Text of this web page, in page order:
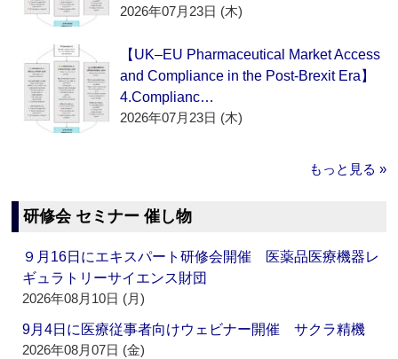
2026年07月23日 (木)
【UK–EU Pharmaceutical Market Access
and Compliance in the Post-Brexit Era】
4.Complianc…
2026年07月23日 (木)
もっと見る »
研修会 セミナー 催し物
９月16日にエキスパート研修会開催 医薬品医療機器レ
ギュラトリーサイエンス財団
2026年08月10日 (月)
9月4日に医療従事者向けウェビナー開催 サクラ精機
2026年08月07日 (金)